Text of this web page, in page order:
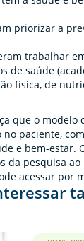
priorizar a
trabalhar
de saúde
física, de
que o modelo
paciente,
e bem-estar.
da pesquisa ao
acessar por